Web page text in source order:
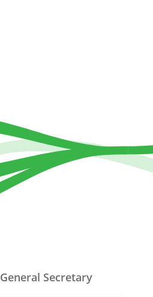
General Secretary